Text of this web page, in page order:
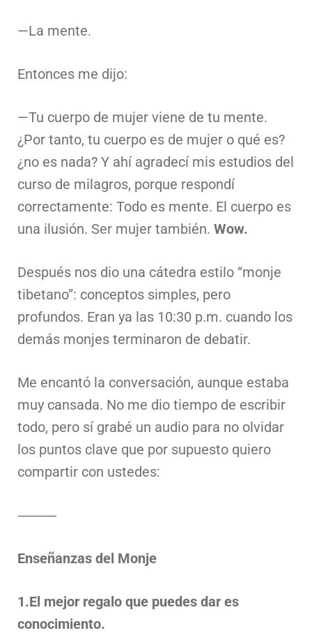
—La mente.
Entonces me dijo:
—Tu cuerpo de mujer viene de tu mente.
¿Por tanto, tu cuerpo es de mujer o qué es?
¿no es nada? Y ahí agradecí mis estudios del
curso de milagros, porque respondí
correctamente: Todo es mente. El cuerpo es
una ilusión. Ser mujer también. Wow.
Después nos dio una cátedra estilo “monje
tibetano”: conceptos simples, pero
profundos. Eran ya las 10:30 p.m. cuando los
demás monjes terminaron de debatir.
Me encantó la conversación, aunque estaba
muy cansada. No me dio tiempo de escribir
todo, pero sí grabé un audio para no olvidar
los puntos clave que por supuesto quiero
compartir con ustedes:
⸻
Enseñanzas del Monje
1.El mejor regalo que puedes dar es
conocimiento.